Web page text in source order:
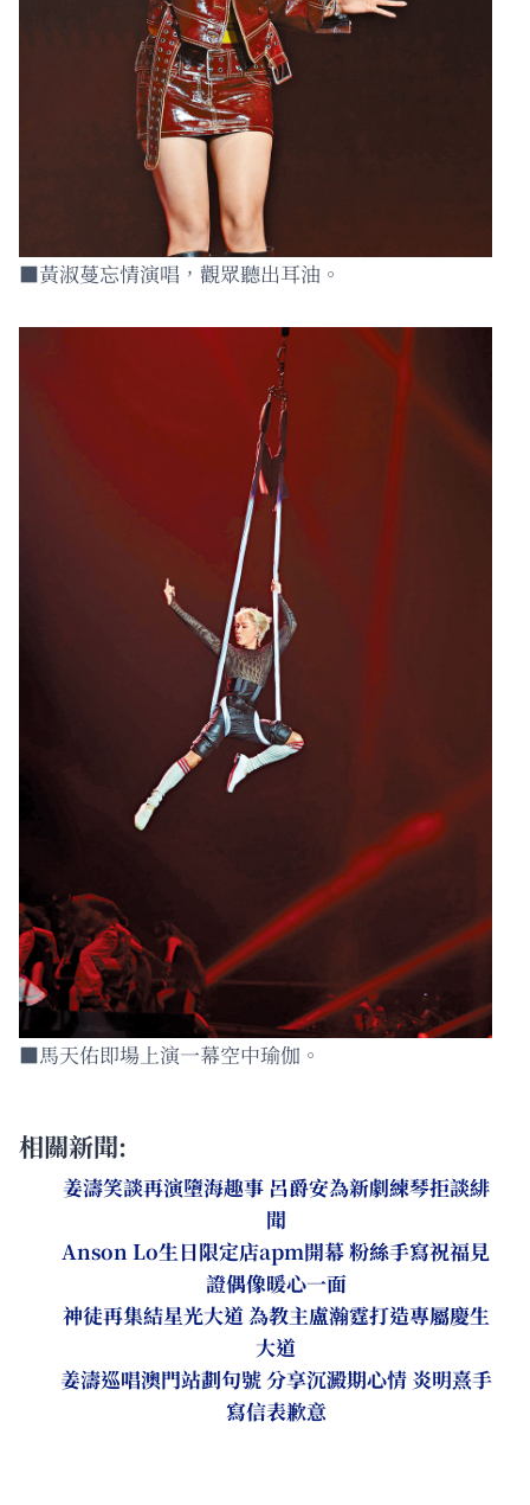
■黃淑蔓忘情演唱，觀眾聽出耳油。
■馬天佑即場上演一幕空中瑜伽。
相關新聞:
姜濤笑談再演墮海趣事 呂爵安為新劇練琴拒談緋
聞
Anson Lo生日限定店apm開幕 粉絲手寫祝福見
證偶像暖心一面
神徒再集結星光大道 為教主盧瀚霆打造專屬慶生
大道
姜濤巡唱澳門站劃句號 分享沉澱期心情 炎明熹手
寫信表歉意